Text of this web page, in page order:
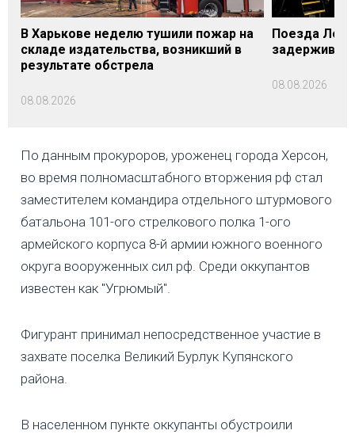
В Харькове неделю тушили пожар на
складе издательства, возникший в
результате обстрела
08.08.2026
Поезда
08.08.2026
По данным прокуроров, уроженец города Херсон,
во время полномасштабного вторжения рф стал
заместителем командира отдельного штурмового
батальона 101-ого стрелкового полка 1-ого
армейского корпуса 8-й армии южного военного
округа вооруженных сил рф. Среди оккупантов
известен как "Угрюмый".
Фигурант принимал непосредственное участие в
захвате поселка Великий Бурлук Купянского
района.
В населенном пункте оккупанты обустроили